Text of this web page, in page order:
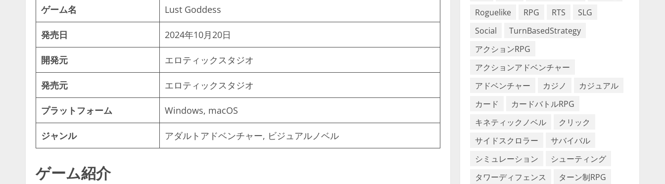
ゲーム名 Lust Goddess
発売日 2024年10月20日
開発元 エロティックスタジオ
発売元 エロティックスタジオ
プラットフォーム Windows, macOS
ジャンル アダルトアドベンチャー, ビジュアルノベル
ゲーム紹介
Roguelike
RPG RTS
SLG
Social
TurnBasedStrategy
アクションRPG
アクションアドベンチャー
アドベンチャー
カジノ
カジュアル
カード
カードバトルRPG
キネティックノベル
クリック
サイドスクロラー
サバイバル
シミュレーション
シューティング
タワーディフェンス
ターン制RPG